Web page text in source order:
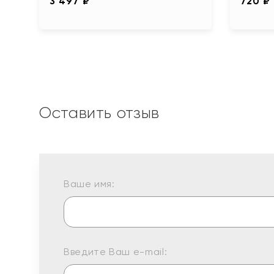
Оставить отзыв
Ваше имя:
Введите Ваш e-mail: